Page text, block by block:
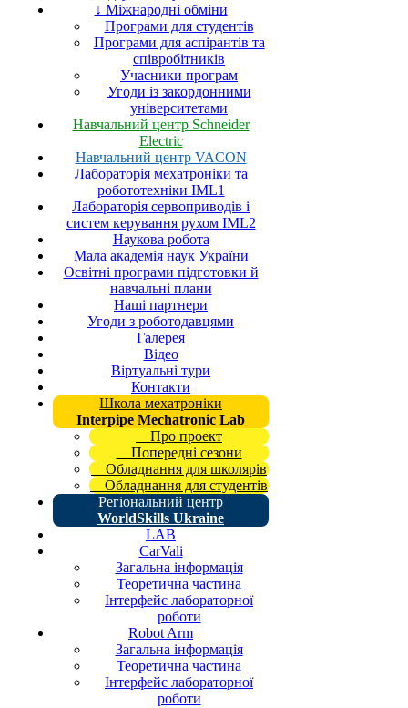
↓ Міжнародні обміни
Програми для студентів
Програми для аспірантів та
співробітників
Учасники програм
Угоди із закордонними
університетами
Навчальний центр Schneider
Electric
Навчальний центр VACON
Лабораторія мехатроніки та
робототехніки IML1
Лабораторія сервоприводів і
систем керування рухом IML2
Наукова робота
Мала академія наук України
Освітні програми підготовки й
навчальні плани
Наші партнери
Угоди з роботодавцями
Галерея
Відео
Віртуальні тури
Контакти
Школа мехатроніки
Interpipe Mechatronic Lab
Про проект
Попередні сезони
Обладнання для школярів
Обладнання для студентів
Регіональний центр
WorldSkills Ukraine
LAB
CarVali
Загальна інформація
Теоретична частина
Інтерфейс лабораторної
роботи
Robot Arm
Загальна інформація
Теоретична частина
Інтерфейс лабораторної
роботи